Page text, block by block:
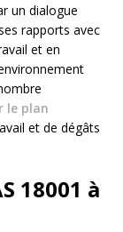
un dialogue
rapports avec
et en
le plan
et de dégâts
18001 à